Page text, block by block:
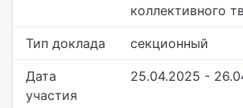
коллективного
Тип доклада секционный
Дата
участия
25.04.2025 -